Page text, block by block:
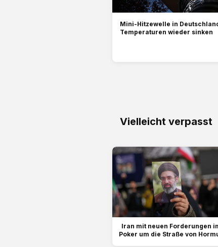
Mini-Hitzewelle in
Temperaturen wieder sinken
Vielleicht verpasst
Iran mit neuen Forderungen
Poker um die Straße von